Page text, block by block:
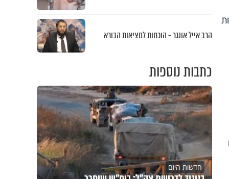
הרב אייל אונגר - הוכחות למציאות הבורא
כתבות נוספות
חדשות היום